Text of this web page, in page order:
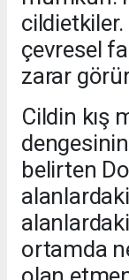
çevresel
zarar
Cildin kış
belirten
ortamda